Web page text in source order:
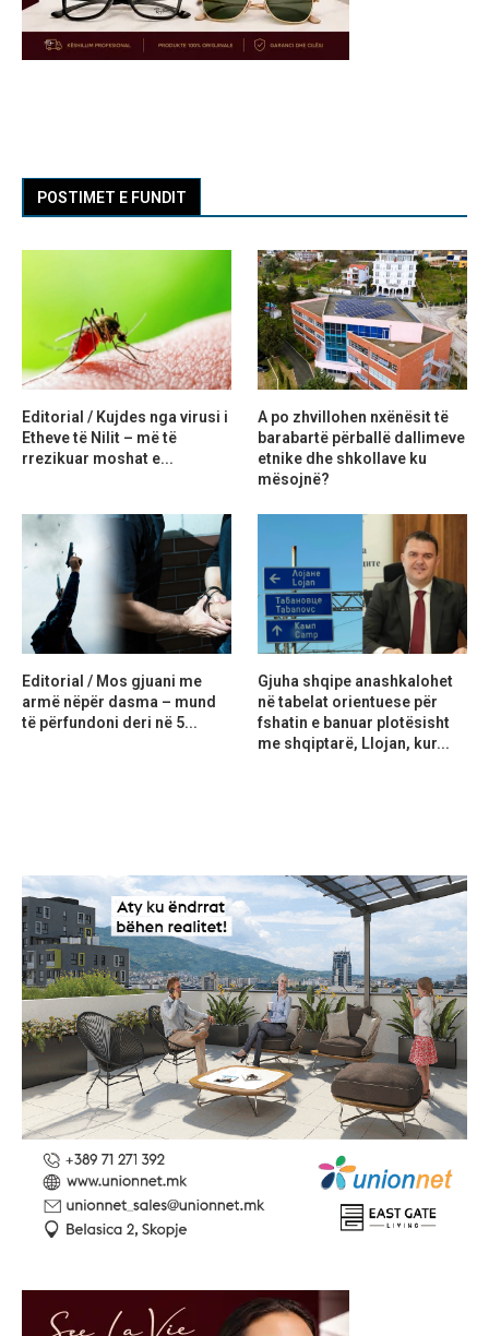
POSTIMET E FUNDIT
Editorial / Kujdes nga virusi i
Etheve të Nilit – më të
rrezikuar moshat e...
A po zhvillohen nxënësit të
barabartë përballë dallimeve
etnike dhe shkollave ku
mësojnë?
Editorial / Mos gjuani me
armë nëpër dasma – mund
të përfundoni deri në 5...
Gjuha shqipe anashkalohet
në tabelat orientuese për
fshatin e banuar plotësisht
me shqiptarë, Llojan, kur...